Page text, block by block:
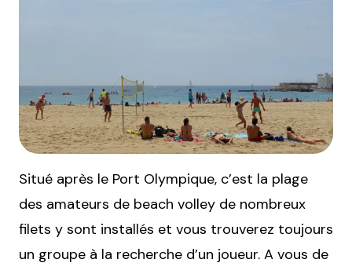
Situé après le Port Olympique, c’est la plage
des amateurs de beach volley de nombreux
filets y sont installés et vous trouverez toujours
un groupe à la recherche d’un joueur. A vous de